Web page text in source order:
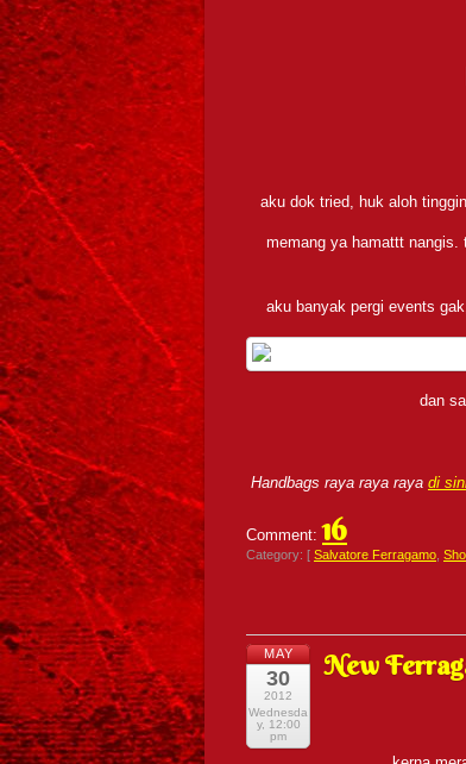
aku dok tried, huk aloh
memang ya hamattt nangis.
aku banyak pergi events
dan
Handbags raya raya raya di
Comment: 16
Category: [ Salvatore Ferragamo
MAY
30
2012
Wednesda
y, 12:00
pm
New